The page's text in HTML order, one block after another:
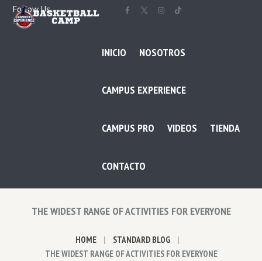
Follow Us
INICIO NOSOTROS
CAMPUS EXPERIENCE
CAMPUS PRO VIDEOS TIENDA
CONTACTO
THE WIDEST RANGE OF ACTIVITIES FOR EVERYONE
HOME
STANDARD BLOG
THE WIDEST RANGE OF ACTIVITIES FOR EVERYONE